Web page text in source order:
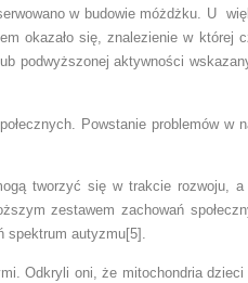
w budowie móżdżku. U
okazało się, znalezienie w której
podwyższonej aktywności
Powstanie problemów w
tworzyć się w trakcie rozwoju,
zestawem zachowań
spektrum autyzmu[5].
Odkryli oni, że mitochondria